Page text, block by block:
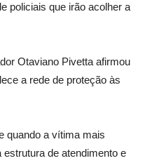
policiais que irão acolher a
Otaviano Pivetta afirmou
a rede de proteção às
quando a vítima mais
de atendimento e